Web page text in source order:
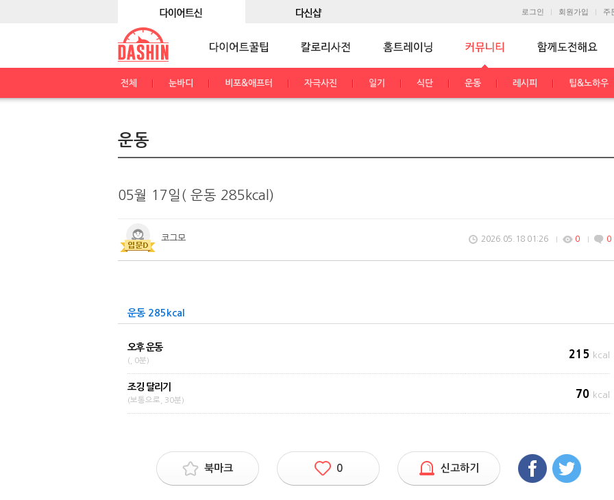
로그인 회원가입 주
전체 눈바디 비포&애프터 자극사진 일기 식단 운동 레시피 팁&노하우
운동
05월 17일( 운동 285kcal)
코그모 2026.05.18 01:26 0 0
운동 285kcal
오후 운동
(, 0분)
215 kcal
조깅 달리기
(보통으로, 30분)
70 kcal
북마크 0 신고하기